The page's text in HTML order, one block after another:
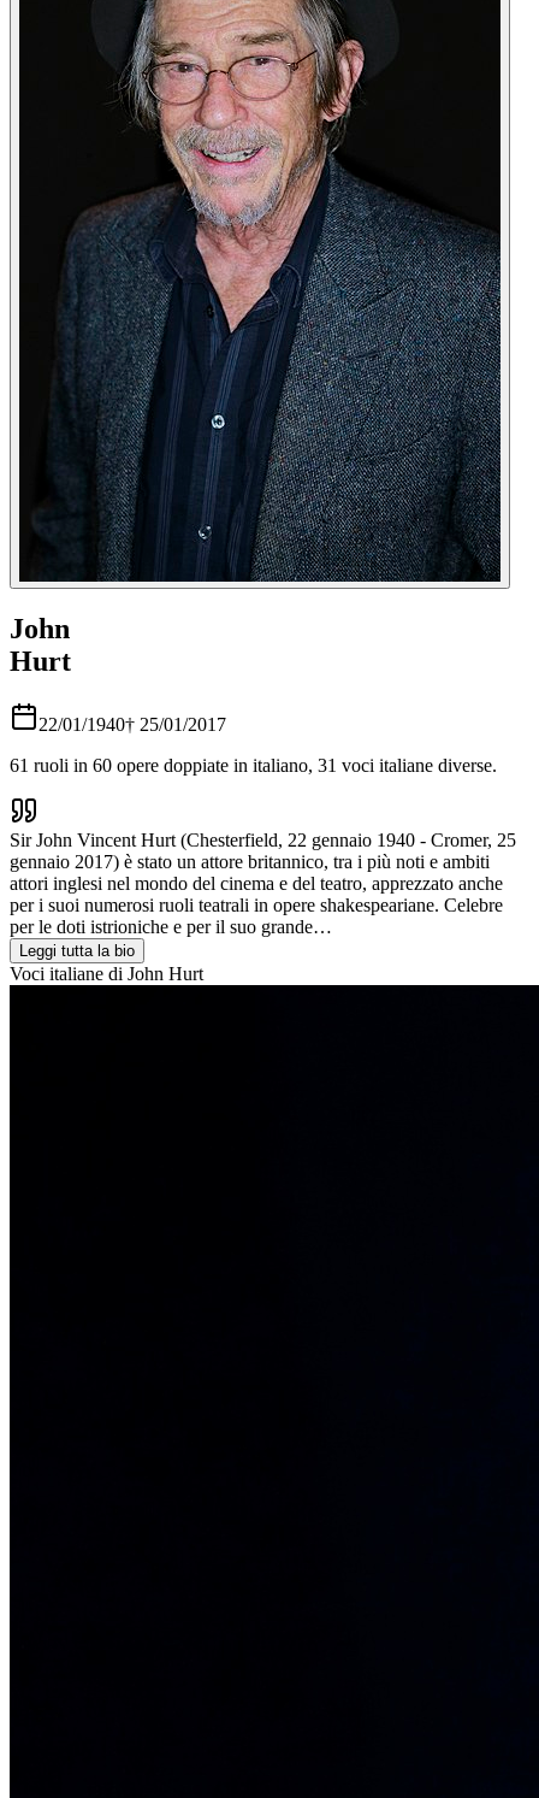
John
Hurt
22/01/1940† 25/01/2017
61 ruoli in 60 opere doppiate in italiano, 31 voci italiane diverse.
Sir John Vincent Hurt (Chesterfield, 22 gennaio 1940 - Cromer, 25
gennaio 2017) è stato un attore britannico, tra i più noti e ambiti
attori inglesi nel mondo del cinema e del teatro, apprezzato anche
per i suoi numerosi ruoli teatrali in opere shakespeariane. Celebre
per le doti istrioniche e per il suo grande…
Leggi tutta la bio
Voci italiane di John Hurt